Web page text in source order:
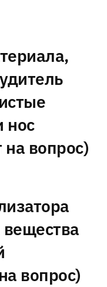
нос
вопрос)
вопрос)